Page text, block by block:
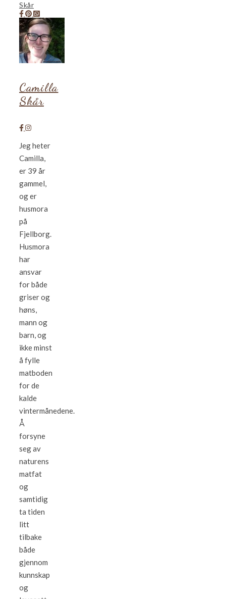
Skår
Camilla
Skår
Jeg heter
Camilla,
er 39 år
gammel,
og er
husmora
på
Fjellborg.
Husmora
har
ansvar
for både
griser og
høns,
mann og
barn, og
ikke minst
å fylle
matboden
for de
kalde
vintermånedene.
Å
forsyne
seg av
naturens
matfat
og
samtidig
ta tiden
litt
tilbake
både
gjennom
kunnskap
og